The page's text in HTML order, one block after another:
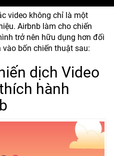
video không chỉ là một
Airbnb làm cho chiến
trở nên hữu dụng hơn đối
bốn chiến thuật sau:
dịch Video
hành